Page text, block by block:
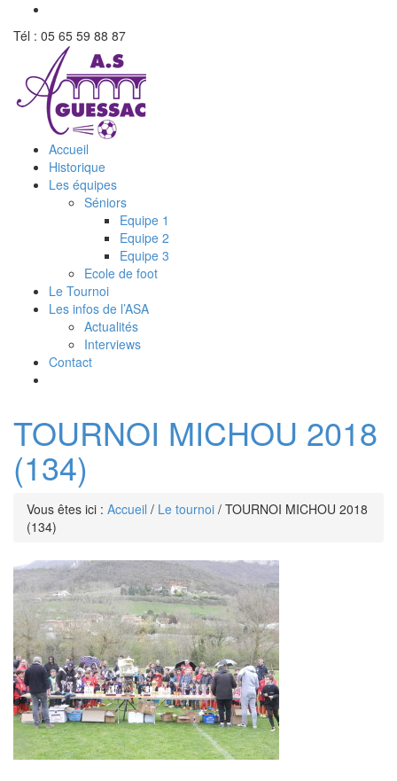
Tél : 05 65 59 88 87
Accueil
Historique
Les équipes
Séniors
Equipe 1
Equipe 2
Equipe 3
Ecole de foot
Le Tournoi
Les infos de l’ASA
Actualités
Interviews
Contact
TOURNOI MICHOU 2018
(134)
Vous êtes ici : Accueil / Le tournoi / TOURNOI MICHOU 2018
(134)